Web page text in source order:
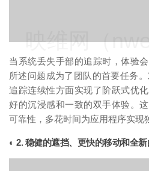
当系统丢失手部的追踪时，体验
所述问题成为了团队的首要任务
追踪连续性方面实现了阶跃式优
好的沉浸感和一致的双手体验。
可靠性，多花时间为应用程序实现
◐ 2. 稳健的遮挡、更快的移动和全
映维网（